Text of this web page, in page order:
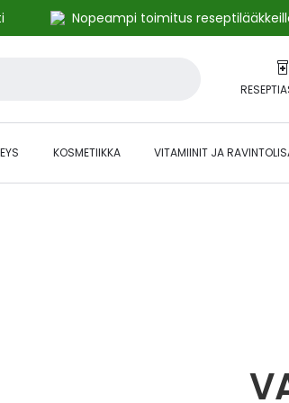
Nopeampi toimitus
KOSMETIIKKA VITAMIINIT JA